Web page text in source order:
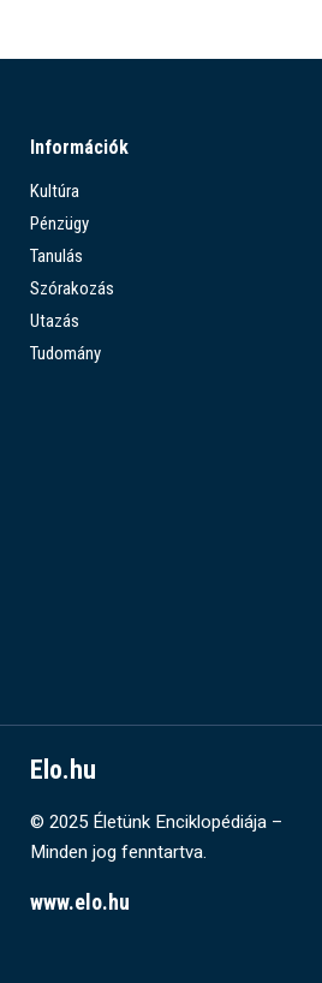
Információk
Kultúra
Pénzügy
Tanulás
Szórakozás
Utazás
Tudomány
Elo.hu
© 2025 Életünk Enciklopédiája –
Minden jog fenntartva.
www.elo.hu